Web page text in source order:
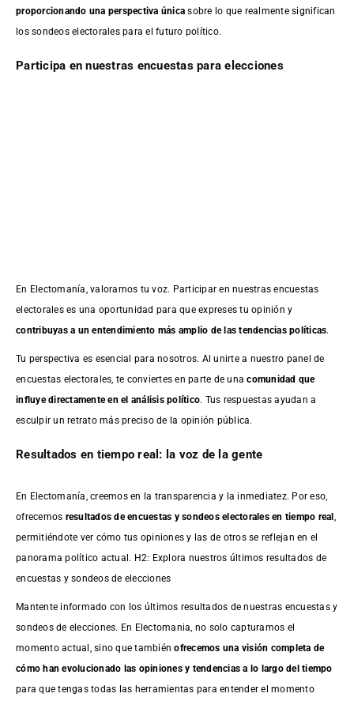
proporcionando una perspectiva única sobre lo que realmente significan
los sondeos electorales para el futuro político.
Participa en nuestras encuestas para elecciones
En Electomanía, valoramos tu voz. Participar en nuestras encuestas
electorales es una oportunidad para que expreses tu opinión y
contribuyas a un entendimiento más amplio de las tendencias políticas.
Tu perspectiva es esencial para nosotros. Al unirte a nuestro panel de
encuestas electorales, te conviertes en parte de unacomunidad que
influye directamente en el análisis político. Tus respuestas ayudan a
esculpir un retrato más preciso de la opinión pública.
Resultados en tiempo real: la voz de la gente
En Electomanía, creemos en la transparencia y la inmediatez. Por eso,
ofrecemos resultados deencuestas y sondeos electorales en tiempo real
permitiéndote ver cómo tus opiniones y las de otros se reflejan en el
panorama político actual. H2: Explora nuestros últimos resultados de
encuestas y sondeos de elecciones
Mantente informado con los últimos resultados de nuestras encuestasy
sondeos de elecciones. En Electomania, no solo capturamos el
momento actual, sino que tambiénofrecemos una visión completa de
cómo han evolucionado las opiniones y tendencias a lo largo del tiempo
para que tengas todas las herramientas para entender el momento